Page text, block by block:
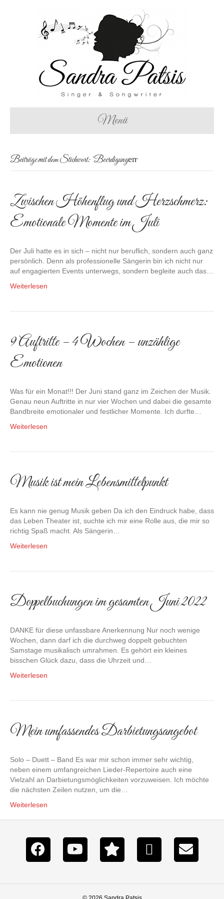
Menü
Beiträge mit dem Stichwort: ‘Beerdigungen̵
Zwischen Höhenflug und Herzschmerz:
Emotionale Momente im Juli
Der Juli hatte es in sich – nicht nur beruflich, sondern auch ganz
persönlich. Denn als professionelle Sängerin bin ich nicht nur
auf engagierten Events unterwegs, sondern begleite auch das…
Weiterlesen
9 Auftritte – 4 Wochen – unzählige
Emotionen
Was für ein Monat!!! Der Juni stand ganz im Zeichen der Musik.
Genau neun Auftritte in nur vier Wochen und dabei die gesamte
Bandbreite emotionaler und festlicher Momente. Ich durfte…
Weiterlesen
Musik ist mein Lebensmittelpunkt
Es kann nie genug Musik geben Da ich den Eindruck habe, dass
das Leben Theater ist, suchte ich mir eine Rolle aus, die mir so
richtig Spaß macht. Als Sängerin…
Weiterlesen
Doppelbuchungen im gesamten Juni 2022
DANKE für diese unfassbare Anerkennung Nur noch wenige
Wochen, dann darf ich die durchweg doppelt gebuchten
Samstage musikalisch umrahmen. Es gehört ein kleines
bisschen Glück dazu, dass die Uhrzeit und…
Weiterlesen
Mein umfassendes Darbietungsangebot
Solo – Duett – Band Es war mir schon immer sehr wichtig,
neben einem umfangreichen Lieder-Repertoire auch eine
Vielzahl an Darbietungsmöglichkeiten vorzuweisen. Ich möchte
die nächsten Zeilen nutzen, um die…
Weiterlesen